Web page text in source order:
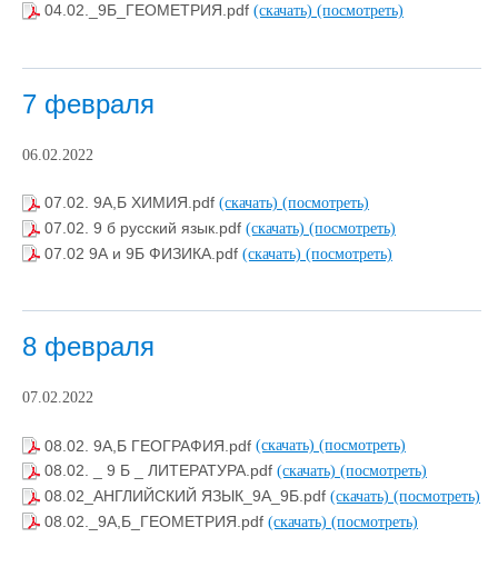
04.02._9Б_ГЕОМЕТРИЯ.pdf (скачать) (посмотреть)
7 февраля
06.02.2022
07.02. 9А,Б ХИМИЯ.pdf (скачать) (посмотреть)
07.02. 9 б русский язык.pdf (скачать) (посмотреть)
07.02 9А и 9Б ФИЗИКА.pdf (скачать) (посмотреть)
8 февраля
07.02.2022
08.02. 9А,Б ГЕОГРАФИЯ.pdf (скачать) (посмотреть)
08.02. _ 9 Б _ ЛИТЕРАТУРА.pdf (скачать) (посмотреть)
08.02_АНГЛИЙСКИЙ ЯЗЫК_9А_9Б.pdf (скачать) (посмотреть)
08.02._9А,Б_ГЕОМЕТРИЯ.pdf (скачать) (посмотреть)